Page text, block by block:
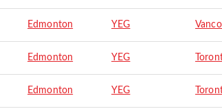
Edmonton YEG
Edmonton YEG
Edmonton YEG